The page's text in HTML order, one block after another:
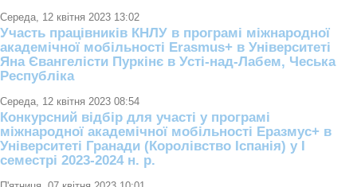
Середа, 12 квітня 2023 13:02
Участь працівників КНЛУ в програмі міжнародної
академічної мобільності Erasmus+ в Університеті
Яна Євангелісти Пуркінє в Усті-над-Лабем, Чеська
Республіка
Середа, 12 квітня 2023 08:54
Конкурсний відбір для участі у програмі
міжнародної академічної мобільності Еразмус+ в
Університеті Гранади (Королівство Іспанія) у І
семестрі 2023-2024 н. р.